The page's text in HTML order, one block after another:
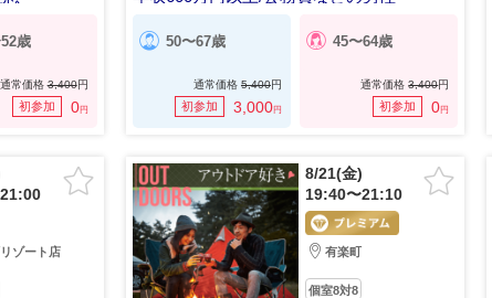
歳
通常価格3,400円
初参加 0円
50〜67歳
通常価格 5,400円
初参加 3,000円
45〜64歳
通常価格3,400円
初参加 0円
ゾート店
8/21(金)
19:40〜21:10
有楽町
個室8対8